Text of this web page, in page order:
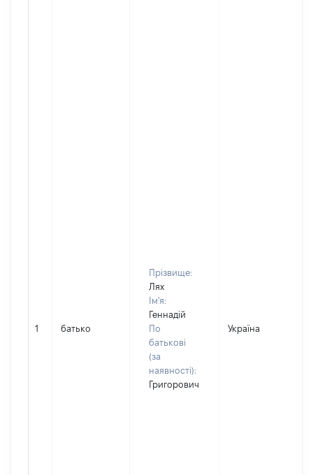
1 батько
Прізвище:
Лях
Ім'я:
Геннадій
По
батькові
(за
наявності):
Григорович
Україна